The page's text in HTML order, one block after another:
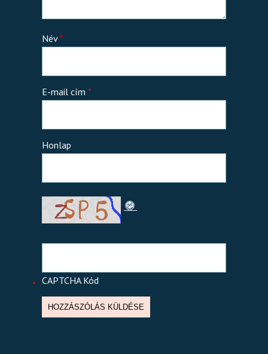
Név*
E-mail cím*
Honlap
CAPTCHA Kód
*